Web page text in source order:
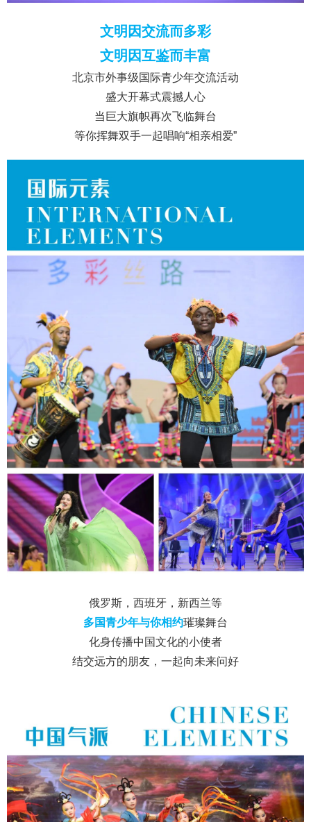
文明因交流而多彩
文明因互鉴而丰富
北京市外事级国际青少年交流活动
盛大开幕式震撼人心
当巨大旗帜再次飞临舞台
等你挥舞双手一起唱响“相亲相爱”
俄罗斯，西班牙，新西兰等
多国青少年与你相约璀璨舞台
化身传播中国文化的小使者
结交远方的朋友，一起向未来问好